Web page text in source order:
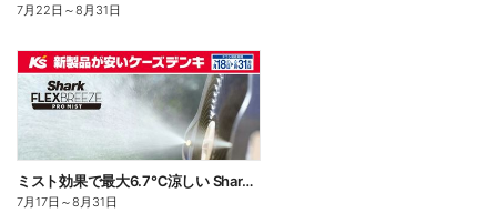
7月22日 ～8月31日
ミスト効果で最大6.7℃涼しい Shark FLEXBREEZE PRO MIST
7月17日 ～8月31日